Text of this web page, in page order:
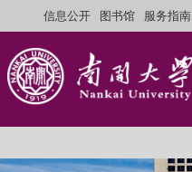
信息公开 图书馆 服务指南